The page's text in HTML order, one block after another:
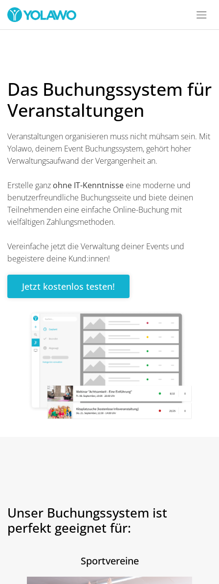
Das Buchungssystem für
Veranstaltungen
Veranstaltungen organisieren muss nicht mühsam sein. Mit
Yolawo, deinem Event Buchungssystem, gehört hoher
Verwaltungsaufwand der Vergangenheit an.
Erstelle ganz ohne IT-Kenntnisse eine moderne und
benutzerfreundliche Buchungsseite und biete deinen
Teilnehmenden eine einfache Online-Buchung mit
vielfältigen Zahlungsmethoden.
Vereinfache jetzt die Verwaltung deiner Events und
begeistere deine Kund:innen!
Jetzt kostenlos testen!
Unser Buchungssystem ist
perfekt geeignet für:
Sportvereine